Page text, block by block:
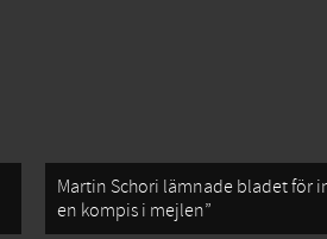
Martin Schori lämnade bladet för
en kompis i mejlen”